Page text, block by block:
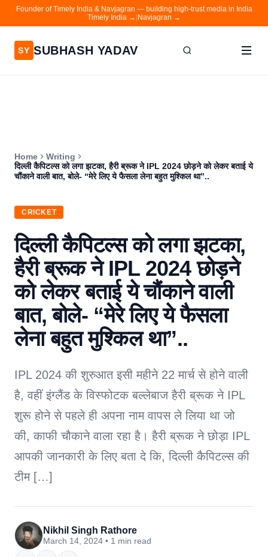
Founder of Timely India & Navjagran — building high-trust media in India
Timely India → Navjagran →
SY SUBHASH YADAV
Contact
Navjagran
Home
Writing
दिल्ली कैपिटल्स को लगा झटका, हैरी ब्रूक ने IPL 2024 छोड़ने को लेकर बताई ये
चौंकाने वाली बात, बोले- “मेरे लिए ये फैसला लेना बहुत मुश्किल था”..
CRICKET
दिल्ली कैपिटल्स को लगा झटका,
हैरी ब्रूक ने IPL 2024 छोड़ने
को लेकर बताई ये चौंकाने वाली
बात, बोले- “मेरे लिए ये फैसला
लेना बहुत मुश्किल था”..
IPL 2024 की शुरुआत इसी महीने 22 मार्च से होने वाली
है, वहीं इंग्लैंड के विस्फोटक बल्लेबाज हैरी ब्रूक ने IPL
शुरू होने से पहले ही अपना नाम वापस ले लिया था जो
की, काफी चौकाने वाला रहा है। हैरी ब्रूक ने छोड़ा IPL
आपकी जानकारी के लिए बता दे कि, दिल्ली कैपिटल्स की
टीम […]
Nikhil Singh Rathore
March 14, 2024 • 1 min read